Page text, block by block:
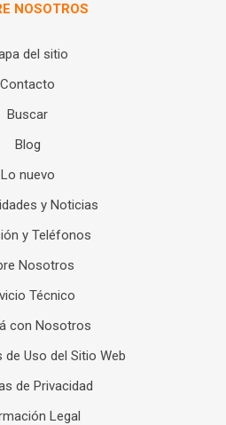
NOSOTROS
del sitio
Contacto
Buscar
Blog
Lo nuevo
y Noticias
y Teléfonos
Nosotros
Técnico
con Nosotros
de Uso del Sitio Web
de Privacidad
Legal